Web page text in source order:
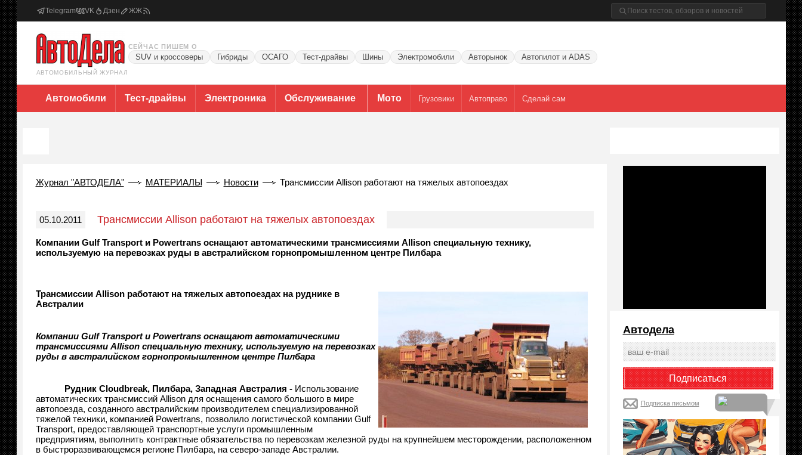
Telegram VK Дзен ЖЖ
АВТОМОБИЛЬНЫЙ ЖУРНАЛ
СЕЙЧАС ПИШЕМ О
SUV и кроссоверы Гибриды ОСАГО Тест-драйвы Шины Электромобили Авторынок Автопилот и ADAS
Автомобили Тест-драйвы Электроника Обслуживание Мото Грузовики Автоправо Сделай сам
Журнал "АВТОДЕЛА" МАТЕРИАЛЫ Новости Трансмиссии Allison работают на тяжелых автопоездах
05.10.2011 Трансмиссии Allison работают на тяжелых автопоездах
Компании Gulf Transport и Powertrans оснащают автоматическими трансмиссиями Allison специальную технику,
используемую на перевозках руды в австралийском горнопромышленном центре Пилбара
Трансмиссии Allisonработают на тяжелых автопоездах на руднике в
Австралии
Компании Gulf Transportи Powertransоснащают автоматическими
трансмиссиями Allisonспециальную технику, используемую на перевозках
руды в австралийском горнопромышленном центре Пилбара
Рудник Cloudbreak, Пилбара, Западная Австралия -Использование
автоматических трансмиссий Allison для оснащения самого большого в мире
автопоезда, созданного австралийским производителем специализированной
тяжелой техники, компанией Powertrans, позволило логистической компании Gulf
Transport, предоставляющей транспортные услуги промышленным
предприятиям, выполнить контрактные обязательства по перевозкам железной руды на крупнейшем месторождении, расположенном
в быстроразвивающемся регионе Пилбара, на северо-западе Австралии.
Автодела
Подписка письмом